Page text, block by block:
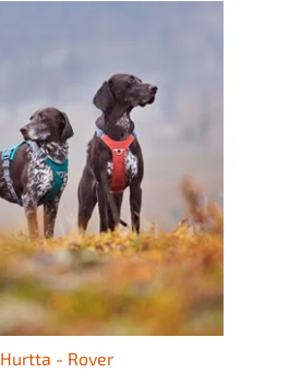
Hurtta - Rover